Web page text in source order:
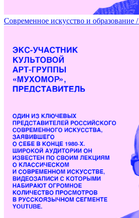
Современное искусство и
Переломные 80-е российского